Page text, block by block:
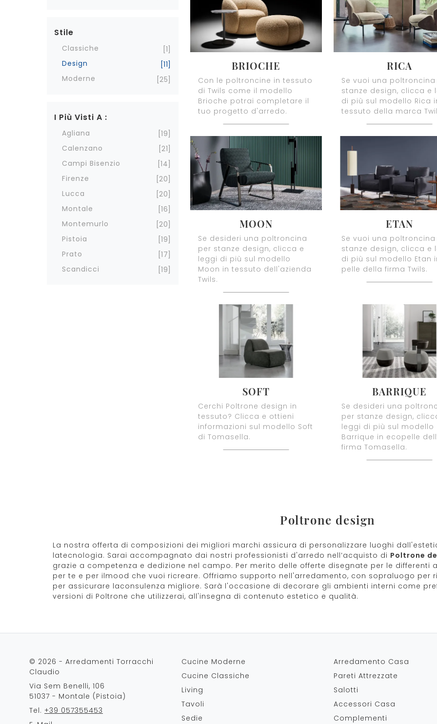
Stile
Classiche
1
Design
11
Moderne
25
I Più Visti A :
Agliana
19
Calenzano
21
Campi Bisenzio
14
Firenze
20
Lucca
20
Montale
16
Montemurlo
20
Pistoia
19
Prato
17
Scandicci
19
BRIOCHE
Con le poltroncine in tessuto
di Twils come il modello
Brioche potrai completare il
tuo progetto d'arredo.
RICA
Se vuoi una
stanze design, clicca e
di più sul modello Rica
tessuto della marca
MOON
Se desideri una poltroncina
per stanze design, clicca e
leggi di più sul modello
Moon in tessuto dell'azienda
Twils.
ETAN
Se vuoi una
stanze design, clicca e
di più sul modello Etan
pelle della firma Twils.
SOFT
Cerchi Poltrone design in
tessuto? Clicca e ottieni
informazioni sul modello Soft
di Tomasella.
BARRIQUE
Se desideri una
per stanze design,
leggi di più sul modello
Barrique in ecopelle
firma Tomasella.
Poltrone design
La nostra offerta di composizioni dei migliori marchi assicura di personalizzare luoghi
latecnologia. Sarai accompagnato dai nostri professionisti d'arredo nell’acquisto di Poltrone
grazie a competenza e dedizione nel campo. Per merito delle offerte disegnate per le
per te e per ilmood che vuoi ricreare. Offriamo supporto nell'arredamento, con sopraluogo per
per assicurare laconsulenza migliore. Sarà l'occasione di decorare gli ambienti interni come
versioni di Poltrone che utilizzerai, all'insegna di contenuto estetico e qualità.
© 2026 - Arredamenti Torracchi
Claudio
Via Sem Benelli, 106
51037 - Montale (Pistoia)
Tel. +39 057355453
Cucine Moderne
Cucine Classiche
Living
Tavoli
Sedie
Arredamento Casa
Pareti Attrezzate
Salotti
Accessori Casa
Complementi